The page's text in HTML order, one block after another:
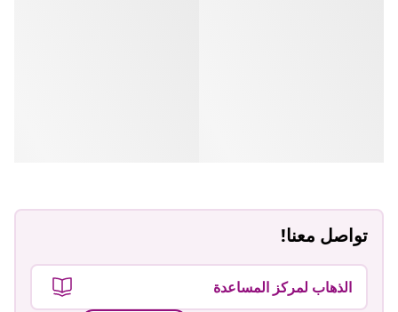
تواصل معنا!
الذهاب لمركز المساعدة